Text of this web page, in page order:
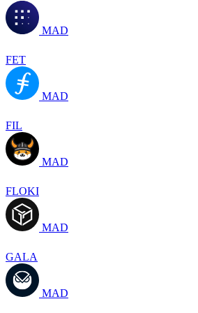
MAD
FET
MAD
FIL
MAD
FLOKI
MAD
GALA
MAD